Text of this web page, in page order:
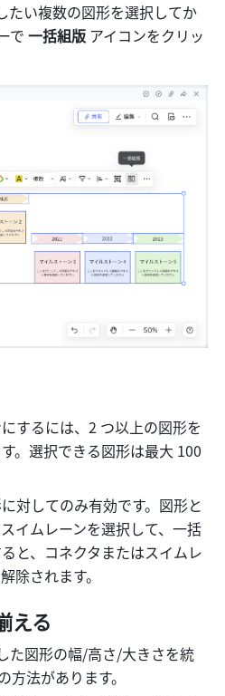
たい複数の図形を選択してか
で 一括組版 アイコンをクリッ
するには、2 つ以上の図形を
。選択できる図形は最大 100
対してのみ有効です。図形と
イムレーンを選択して、一括
と、コネクタまたはスイムレ
除されます。
える
た図形の幅/高さ/大きさを統
法があります。